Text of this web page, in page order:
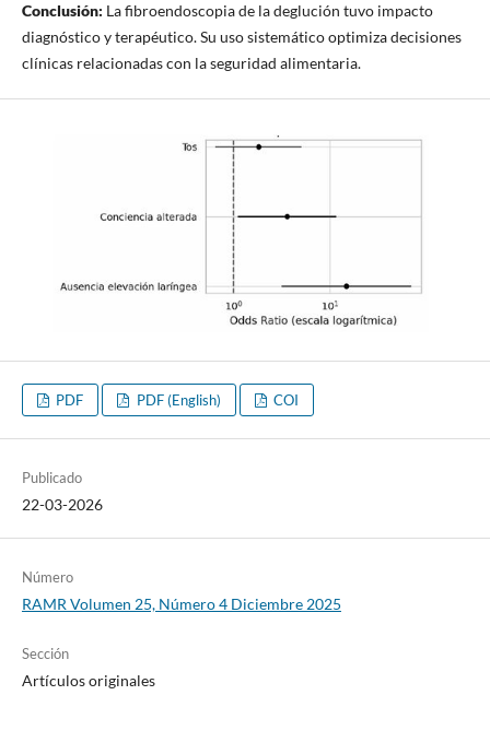
Conclusión: La fibroendoscopia de la deglución tuvo impacto
diagnóstico y terapéutico. Su uso sistemático optimiza decisiones
clínicas relacionadas con la seguridad alimentaria.
PDF PDF (English) COI
Publicado
22-03-2026
Número
RAMR Volumen 25, Número 4 Diciembre 2025
Sección
Artículos originales